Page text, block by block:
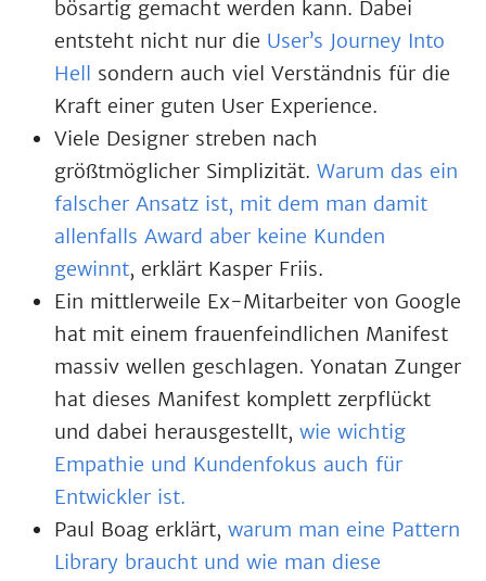
bösartig gemacht werden kann. Dabei
entsteht nicht nur die User’s Journey Into
Hell sondern auch viel Verständnis für die
Kraft einer guten User Experience.
Viele Designer streben nach
größtmöglicher Simplizität. Warum das ein
falscher Ansatz ist, mit dem man damit
allenfalls Award aber keine Kunden
gewinnt, erklärt Kasper Friis.
Ein mittlerweile Ex-Mitarbeiter von Google
hat mit einem frauenfeindlichen Manifest
massiv wellen geschlagen. Yonatan Zunger
hat dieses Manifest komplett zerpflückt
und dabei herausgestellt, wie wichtig
Empathie und Kundenfokus auch für
Entwickler ist.
Paul Boag erklärt, warum man eine Pattern
Library braucht und wie man diese